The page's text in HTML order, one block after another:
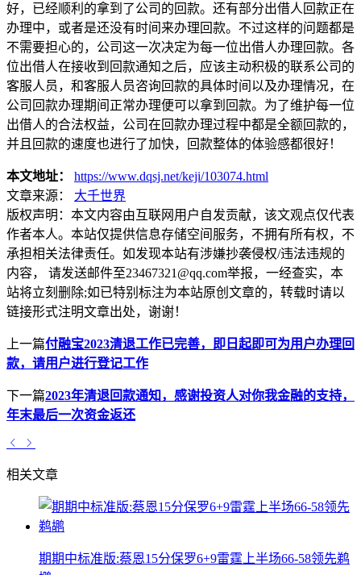
好，已经顺利的拿到了公司的回款。还有部分出借人回款正在
办理中，或者是还没有时间来办理回款。不过这样的问题都是
不需要担心的，公司这一次决定为每一位出借人办理回款。各
位出借人在接收到回款通知之后，应该主动积极的联系公司的
客服人员，和客服人员咨询回款的具体时间以及办理情况，在
公司回款办理期间正常办理便可以拿到回款。为了维护每一位
出借人的合法权益，公司在回款办理过程中都是全额回款的，
并且回款的速度也进行了加快，回款整体的体验感都很好！
本文地址：
https://www.dqsj.net/keji/103074.html
文章来源：
大千世界
版权声明： 本文内容由互联网用户自发贡献，该文观点仅代表
作者本人。本站仅提供信息存储空间服务，不拥有所有权，不
承担相关法律责任。如发现本站有涉嫌抄袭侵权/违法违规的
内容， 请发送邮件至23467321@qq.com举报，一经查实，本
站将立刻删除;如已特别标注为本站原创文章的，转载时请以
链接形式注明文章出处，谢谢！
上一篇付融宝2023清退工作已完善，即日起即可为用户办理回
款，请用户进行登记工作
下一篇2023年清退回款通知，感谢投资人对你我金融的支持，
年末最后一次资金返还
相关文章
期期中标准版:蔡恩15分保罗6+9雷霆上半场66-58领先鹈